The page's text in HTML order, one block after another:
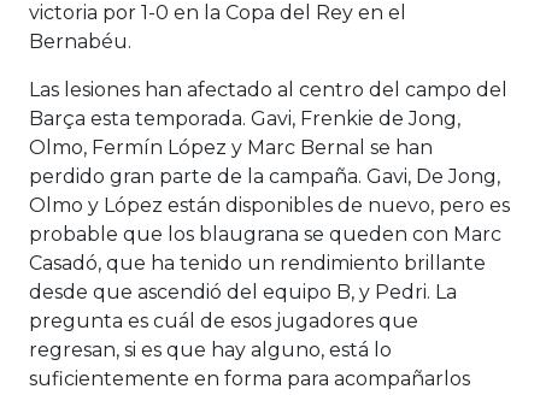
victoria por 1-0 en la Copa del Rey en el
Bernabéu.
Las lesiones han afectado al centro del campo del
Barça esta temporada. Gavi, Frenkie de Jong,
Olmo, Fermín López y Marc Bernal se han
perdido gran parte de la campaña. Gavi, De Jong,
Olmo y López están disponibles de nuevo, pero es
probable que los blaugrana se queden con Marc
Casadó, que ha tenido un rendimiento brillante
desde que ascendió del equipo B, y Pedri. La
pregunta es cuál de esos jugadores que
regresan, si es que hay alguno, está lo
suficientemente en forma para acompañarlos